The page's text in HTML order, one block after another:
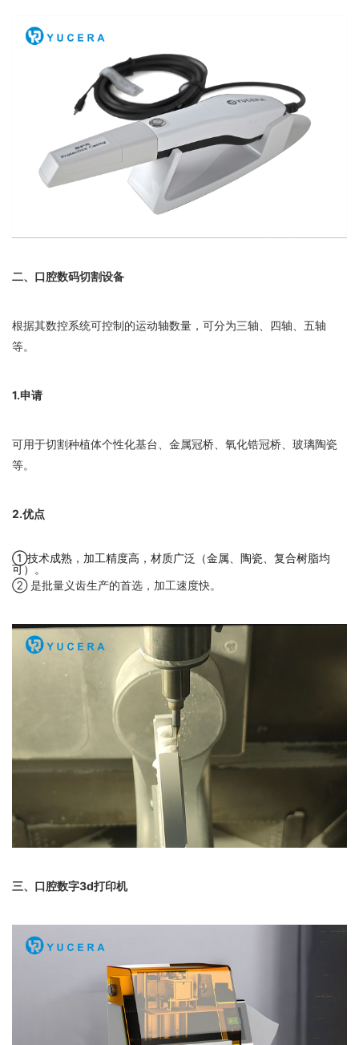
二、口腔数码切割设备
根据其数控系统可控制的运动轴数量，可分为三轴、四轴、五轴
等。
1.申请
可用于切割种植体个性化基台、金属冠桥、氧化锆冠桥、玻璃陶瓷
等。
2.优点
①技术成熟，加工精度高，材质广泛（金属、陶瓷、复合树脂均
可）。
② 是批量义齿生产的首选，加工速度快。
三、口腔数字3d打印机